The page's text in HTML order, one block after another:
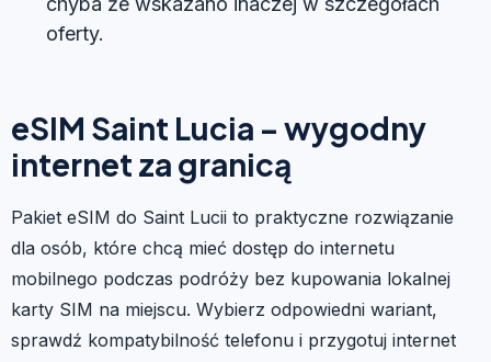
oferty.
eSIM Saint Lucia – wygodny
internet za granicą
Pakiet eSIM do Saint Lucii to praktyczne rozwiązanie
dla osób, które chcą mieć dostęp do internetu
mobilnego podczas podróży bez kupowania lokalnej
karty SIM na miejscu. Wybierz odpowiedni wariant,
sprawdź kompatybilność telefonu i przygotuj internet